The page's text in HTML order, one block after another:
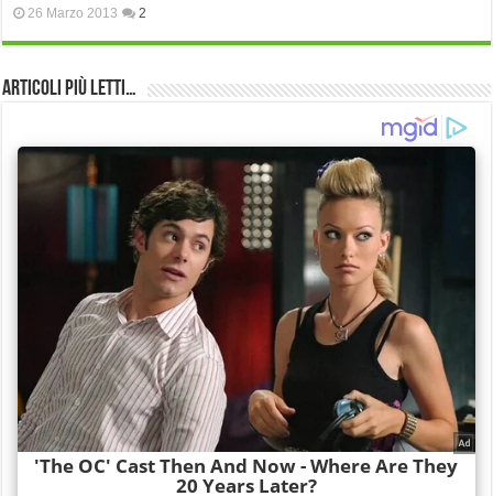
26 Marzo 2013 2
Articoli più Letti…